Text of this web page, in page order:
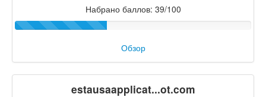
Набрано баллов: 39/100
Обзор
estausaapplicat...ot.com